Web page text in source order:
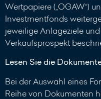
Wertpapiere („OGAW“)
Investmentfonds
jeweilige Anlageziele
Verkaufsprospekt
Lesen Sie die
Bei der Auswahl eines
Reihe von Dokumenten